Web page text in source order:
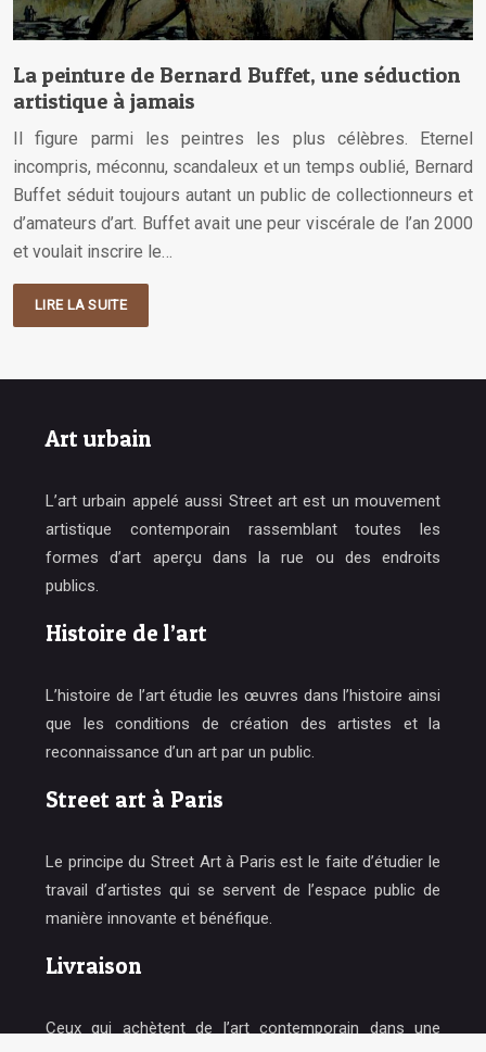
La peinture de Bernard Buffet, une séduction
artistique à jamais
Il figure parmi les peintres les plus célèbres. Eternel
incompris, méconnu, scandaleux et un temps oublié, Bernard
Buffet séduit toujours autant un public de collectionneurs et
d’amateurs d’art. Buffet avait une peur viscérale de l’an 2000
et voulait inscrire le…
LIRE LA SUITE
Art urbain
L’art urbain appelé aussi Street art est un mouvement
artistique contemporain rassemblant toutes les
formes d’art aperçu dans la rue ou des endroits
publics.
Histoire de l’art
L’histoire de l’art étudie les œuvres dans l’histoire ainsi
que les conditions de création des artistes et la
reconnaissance d’un art par un public.
Street art à Paris
Le principe du Street Art à Paris est le faite d’étudier le
travail d’artistes qui se servent de l’espace public de
manière innovante et bénéfique.
Livraison
Ceux qui achètent de l’art contemporain dans une